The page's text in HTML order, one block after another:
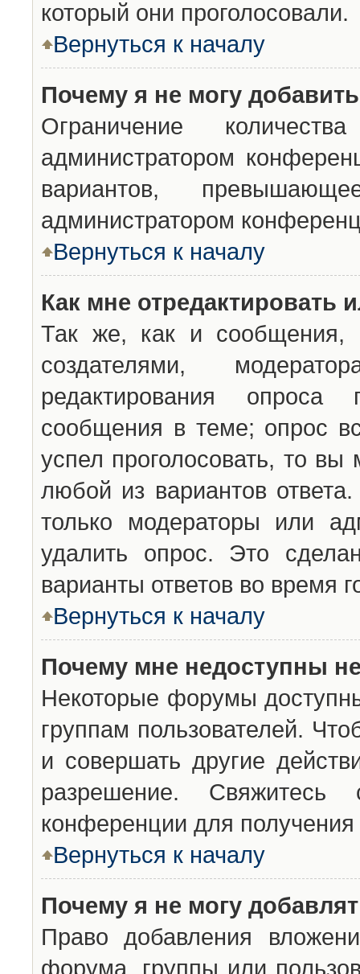
который они проголосовали.
Вернуться к началу
Почему я не могу
Ограничение
администратором
вариантов,
администратором
Вернуться к началу
Как мне отредактировать
Так же, как и сообщения,
создателями,
редактирования опроса
сообщения в теме; опрос
успел проголосовать, то вы
любой из вариантов
только модераторы или
удалить опрос. Это
варианты ответов во время
Вернуться к началу
Почему мне недоступны
Некоторые форумы
группам пользователей.
и совершать другие
разрешение. Свяжитесь
конференции для получения
Вернуться к началу
Почему я не могу
Право добавления
форума, группы или